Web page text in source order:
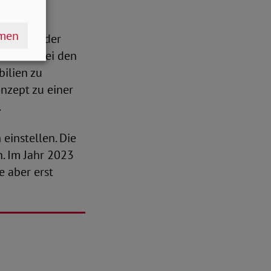
der
Teil bei den
zu
zu einer
einstellen. Die
Im Jahr 2023
aber erst